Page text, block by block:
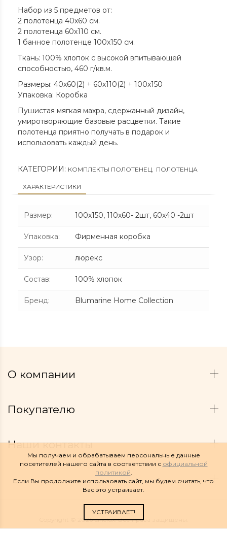
Набор из 5 предметов от:
2 полотенца 40х60 см.
2 полотенца 60х110 см.
1 банное полотенце 100x150 см.
Ткань: 100% хлопок с высокой впитывающей
способностью, 460 г/кв.м.
Размеры: 40х60(2) + 60х110(2) + 100х150
Упаковка: Коробка
Пушистая мягкая махра, сдержанный дизайн,
умиротворяющие базовые расцветки. Такие
полотенца приятно получать в подарок и
использовать каждый день.
КАТЕГОРИИ: КОМПЛЕКТЫ ПОЛОТЕНЕЦ, ПОЛОТЕНЦА
ХАРАКТЕРИСТИКИ
Размер: 100x150, 110x60- 2шт, 60x40 -2шт
Упаковка: Фирменная коробка
Узор: люрекс
Состав: 100% хлопок
Бренд: Blumarine Home Collection
О компании
Покупателю
Наши контакты
Мы получаем и обрабатываем персональные данные
посетителей нашего сайта в соответствии с официальной
политикой.
Если Вы продолжите использовать сайт, мы будем считать, что
Вас это устраивает.
УСТРАИВАЕТ!
Copyright © 2026 Linelux. Все права защищены.